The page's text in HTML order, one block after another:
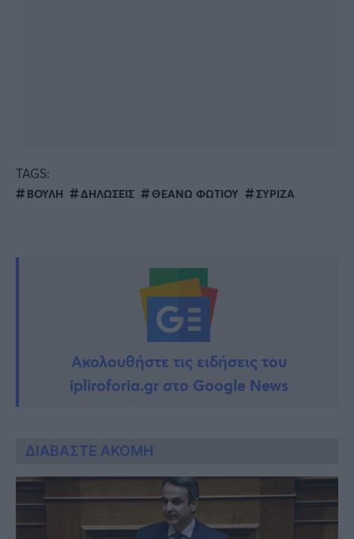
TAGS:
ΒΟΥΛΗ ΔΗΛΩΣΕΙΣ ΘΕΑΝΩ ΦΩΤΙΟΥ ΣΥΡΙΖΑ
Ακολουθήστε τις ειδήσεις του
ipliroforia.gr στο Google News
ΔΙΑΒΑΣΤΕ ΑΚΟΜΗ